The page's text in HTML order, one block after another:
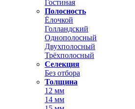
Гостиная
Полосность
Ёлочкой
Голландский
Однополосный
Двухполосный
Трёхполосный
Селекция
Без отбора
Толщина
12 мм
14 мм